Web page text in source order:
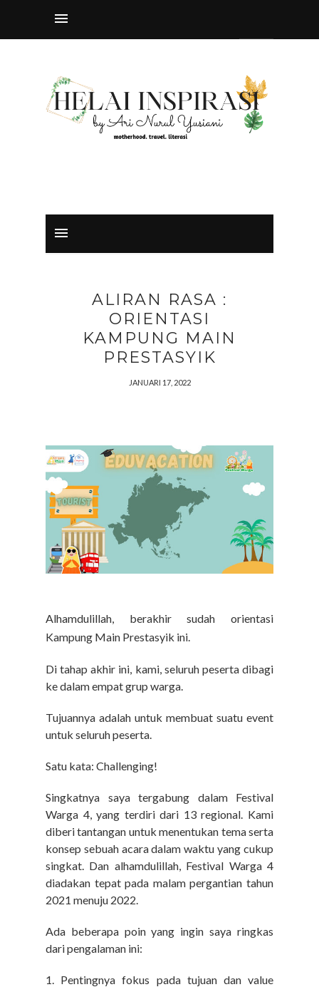
ALIRAN RASA :
ORIENTASI
KAMPUNG MAIN
PRESTASYIK
JANUARI 17, 2022
Alhamdulillah, berakhir sudah orientasi
Kampung Main Prestasyik ini.
Di tahap akhir ini, kami, seluruh peserta dibagi
ke dalam empat grup warga.
Tujuannya adalah untuk membuat suatu event
untuk seluruh peserta.
Satu kata: Challenging!
Singkatnya saya tergabung dalam Festival
Warga 4, yang terdiri dari 13 regional. Kami
diberi tantangan untuk menentukan tema serta
konsep sebuah acara dalam waktu yang cukup
singkat. Dan alhamdulillah, Festival Warga 4
diadakan tepat pada malam pergantian tahun
2021 menuju 2022.
Ada beberapa poin yang ingin saya ringkas
dari pengalaman ini:
1. Pentingnya fokus pada tujuan dan value